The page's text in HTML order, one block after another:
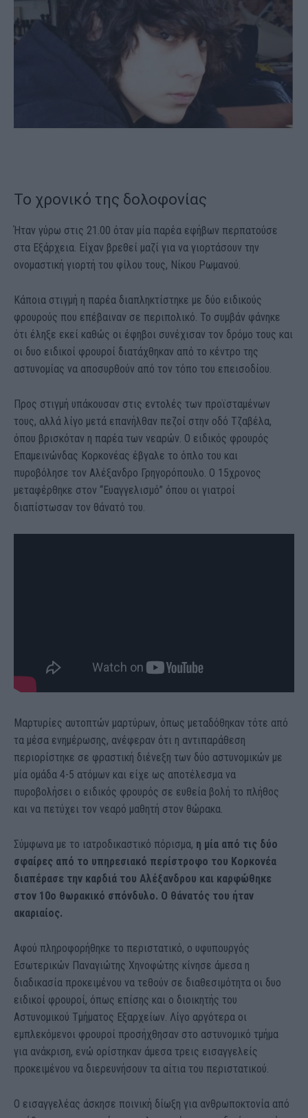
Το χρονικό της δολοφονίας
Ήταν γύρω στις 21.00 όταν μία παρέα εφήβων περπατούσε
στα Εξάρχεια. Είχαν βρεθεί μαζί για να γιορτάσουν την
ονομαστική γιορτή του φίλου τους, Νίκου Ρωμανού.
Κάποια στιγμή η παρέα διαπληκτίστηκε με δύο ειδικούς
φρουρούς που επέβαιναν σε περιπολικό. Το συμβάν φάνηκε
ότι έληξε εκεί καθώς οι έφηβοι συνέχισαν τον δρόμο τους και
οι δυο ειδικοί φρουροί διατάχθηκαν από το κέντρο της
αστυνομίας να αποσυρθούν από τον τόπο του επεισοδίου.
Προς στιγμή υπάκουσαν στις εντολές των προϊσταμένων
τους, αλλά λίγο μετά επανήλθαν πεζοί στην οδό Τζαβέλα,
όπου βρισκόταν η παρέα των νεαρών. Ο ειδικός φρουρός
Επαμεινώνδας Κορκονέας έβγαλε το όπλο του και
πυροβόλησε τον Αλέξανδρο Γρηγορόπουλο. Ο 15χρονος
μεταφέρθηκε στον “Ευαγγελισμό” όπου οι γιατροί
διαπίστωσαν τον θάνατό του.
Μαρτυρίες αυτοπτών μαρτύρων, όπως μεταδόθηκαν τότε από
τα μέσα ενημέρωσης, ανέφεραν ότι η αντιπαράθεση
περιορίστηκε σε φραστική διένεξη των δύο αστυνομικών με
μία ομάδα 4-5 ατόμων και είχε ως αποτέλεσμα να
πυροβολήσει ο ειδικός φρουρός σε ευθεία βολή το πλήθος
και να πετύχει τον νεαρό μαθητή στον θώρακα.
Σύμφωνα με το ιατροδικαστικό πόρισμα, η μία από τις δύο
σφαίρες από το υπηρεσιακό περίστροφο του Κορκονέα
διαπέρασε την καρδιά του Αλέξανδρου και καρφώθηκε
στον 10ο θωρακικό σπόνδυλο. Ο θάνατός του ήταν
ακαριαίος.
Αφού πληροφορήθηκε το περιστατικό, ο υφυπουργός
Εσωτερικών Παναγιώτης Χηνοφώτης κίνησε άμεσα η
διαδικασία προκειμένου να τεθούν σε διαθεσιμότητα οι δυο
ειδικοί φρουροί, όπως επίσης και ο διοικητής του
Αστυνομικού Τμήματος Εξαρχείων. Λίγο αργότερα οι
εμπλεκόμενοι φρουροί προσήχθησαν στο αστυνομικό τμήμα
για ανάκριση, ενώ ορίστηκαν άμεσα τρεις εισαγγελείς
προκειμένου να διερευνήσουν τα αίτια του περιστατικού.
Ο εισαγγελέας άσκησε ποινική δίωξη για ανθρωποκτονία από